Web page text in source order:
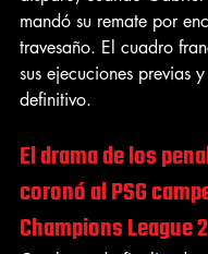
mandó su remate por
travesaño. El cuadro
sus ejecuciones previas
definitivo.
El drama de los
coronó al PSG
Champions League